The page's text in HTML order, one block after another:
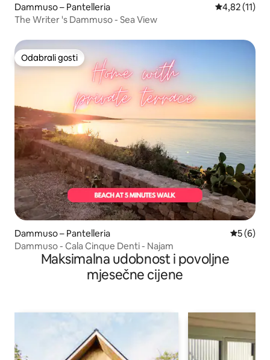
Dammuso – Pantelleria Prosječna
4,82 (11)
The Writer 's Dammuso - Sea View
Odabrali gosti
Odabrali gosti
Dammuso – Pantelleria
5 (6)
Dammuso - Cala Cinque Denti - Najam
Maksimalna udobnost i povoljne
mjesečne cijene